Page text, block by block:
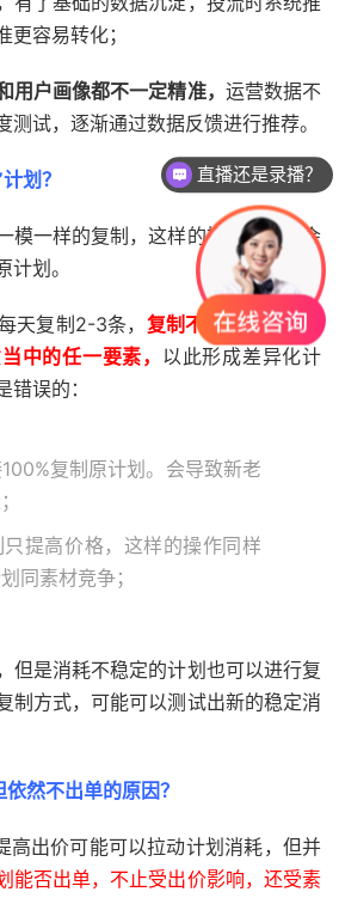
容易转化；
用户画像都不一定精准， 运营数据不
测试，逐渐通过数据反馈进行推荐。
划？
模一样的复制，这样的操作不仅不会
划。
天复制2-3条， 复制不是完全复制，
中的任一要素， 以此形成差异化计
误的：
复制原计划。会导致新老
提高价格，这样的操作同样
同素材竞争；
但是消耗不稳定的计划也可以进行复
制方式，可能可以测试出新的稳定消
然不出单的原因？
高出价可能可以拉动计划消耗，但并
能否出单，不止受出价影响，还受素
直播还是录播？